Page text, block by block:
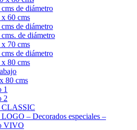
de diámetro
60 cms
de diámetro
de diámetro
70 cms
de diámetro
80 cms
80 cms
1
2
CLASSIC
– Decorados especiales –
VIVO